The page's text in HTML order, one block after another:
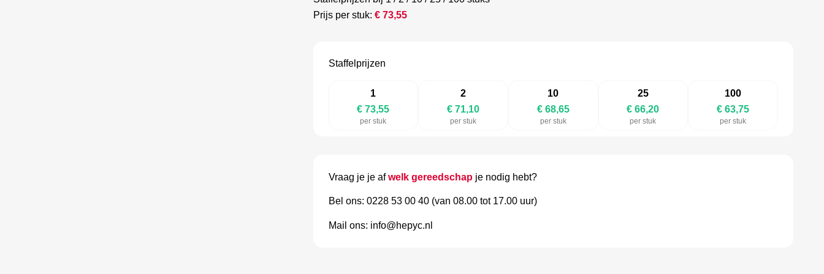
Prijs per stuk: € 73,55
Staffelprijzen
1
€ 73,55
per stuk
2
€ 71,10
per stuk
10
€ 68,65
per stuk
25
€ 66,20
per stuk
100
€ 63,75
per stuk
Vraag je je afwelk gereedschapje nodig hebt?
Bel ons: 0228 53 00 40 (van 08.00 tot 17.00 uur)
Mail ons: info@hepyc.nl